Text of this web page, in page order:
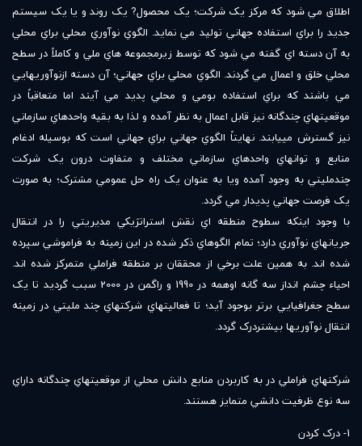
اطلاق مي شود که مرکز يک شرکت؛ يک محصول? يک روند و يا يک سيستم
جديد را براي استفاده جهاني توليد مي نمايد. الگوي نوآوري محلي براي محلي
به آن دسته اي گفته مي شود که توسط زيرمجموعه هاي ملي و کاملاً در سطح
محلي خلق و اعمال مي گردند. الگوي محلي براي جهاني؛ آن دسته ازنوآوريهايي
مي باشند که براي استفاده بومي و محلي پديد مي آيند اما متعاقباً در
موقعيتهاي چندگانه نيز قابل اعمال به نظر آمده و لذا به بقيه واحدهاي سازماني
نيز گسترش مي‏يابند. نهايتاً الگوي جهاني براي جهاني است که بوسيله ادغام
منابع و توانهاي واحدهاي سازماني مختلف و متفاوت درون يک شرکت
چندمليتي به وجود آمده ويا به عنوان يک راه حل عمومي مشترک؛ به صورت
يک فرصت جهاني پديدار مي گردد.
با وجود اينکه سطوح منطقه اي نقش استراتژيکي مديريتي را در انتقال
جريانهاي نوآوري دارد؛ تمام الگوهاي ذکر شده در اين زمينه به فراموشي سپرده
شده اند. به همين علت برخي از محققان بر منطقه فراملي متمرکز شده اند.
احياء چشم انداز سه گانه اوهمه در 1990 و راگمن در 2000 سبب گرديد تا يک
سطح جغرافيايي برتر بوجود آيد؛ تا فعاليتهاي شرکتهاي چند مليتي در زمينه
انتقال نوآوريها بيشتردرک گردد.
شرکتهاي فراملي در به کاربردن منابع دانش محلي از موقعيتهاي چندگانه داراي
سه نوع ظرفيت دانشي متمايز هستند.
1- درک کردن